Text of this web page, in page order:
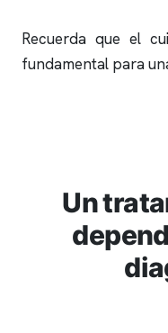
Recuerda que el
fundamental para
Un